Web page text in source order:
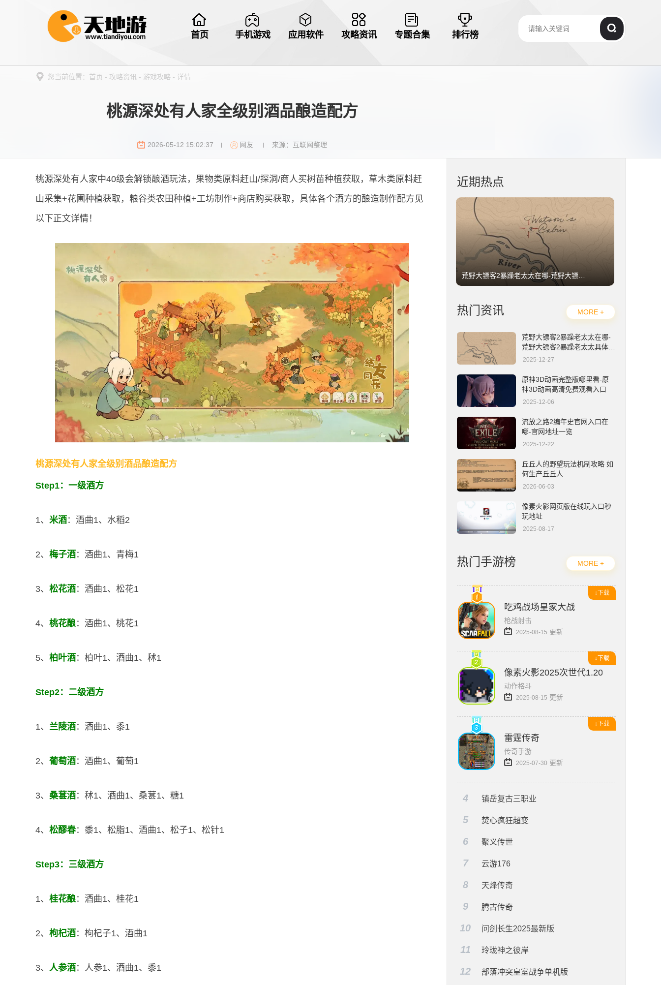
首页 手机游戏 应用软件 攻略资讯 专题合集 排行榜
您当前位置： 首页 - 攻略资讯 - 游戏攻略 - 详情
桃源深处有人家全级别酒品酿造配方
2026-05-12 15:02:37 | 网友 | 来源：互联网整理
桃源深处有人家中40级会解锁酿酒玩法，果物类原料赶山/探洞/商人买树苗种植获取，草木类原料赶
山采集+花圃种植获取，粮谷类农田种植+工坊制作+商店购买获取，具体各个酒方的酿造制作配方见
以下正文详情！
桃源深处有人家全级别酒品酿造配方
Step1：一级酒方
1、 米酒：酒曲1、水稻2
2、 梅子酒：酒曲1、青梅1
3、 松花酒：酒曲1、松花1
4、 桃花酿：酒曲1、桃花1
5、 柏叶酒：柏叶1、酒曲1、秫1
Step2：二级酒方
1、 兰陵酒：酒曲1、黍1
2、 葡萄酒：酒曲1、葡萄1
3、 桑葚酒：秫1、酒曲1、桑葚1、糖1
4、 松醪春：黍1、松脂1、酒曲1、松子1、松针1
Step3：三级酒方
1、 桂花酿：酒曲1、桂花1
2、 枸杞酒：枸杞子1、酒曲1
3、 人参酒：人参1、酒曲1、黍1
近期热点
热门资讯 MORE +
荒野大镖客2暴躁老太太在哪-
荒野大镖客2暴躁老太太具体位
置详解
2025-12-27
原神3D动画完整版哪里看-原
神3D动画高清免费观看入口
2025-12-06
流放之路2编年史官网入口在
哪-官网地址一览
2025-12-22
丘丘人的野望玩法机制攻略 如
何生产丘丘人
2026-06-03
像素火影网页版在线玩入口秒
玩地址
2025-08-17
热门手游榜 MORE +
↓下载
吃鸡战场皇家大战
枪战射击
2025-08-15 更新
↓下载
像素火影2025次世代1.20版本
动作格斗
2025-08-15 更新
↓下载
雷霆传奇
传奇手游
2025-07-30 更新
4 镇岳复古三职业
5 焚心疯狂超变
6 聚义传世
7 云游176
8 天烽传奇
9 腾古传奇
10 问剑长生2025最新版
11 玲珑神之彼岸
12 部落冲突皇室战争单机版